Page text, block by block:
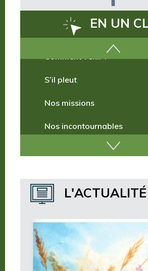
EN UN
Nos incontournables
Où dormir ?
L'ACTUALITÉ